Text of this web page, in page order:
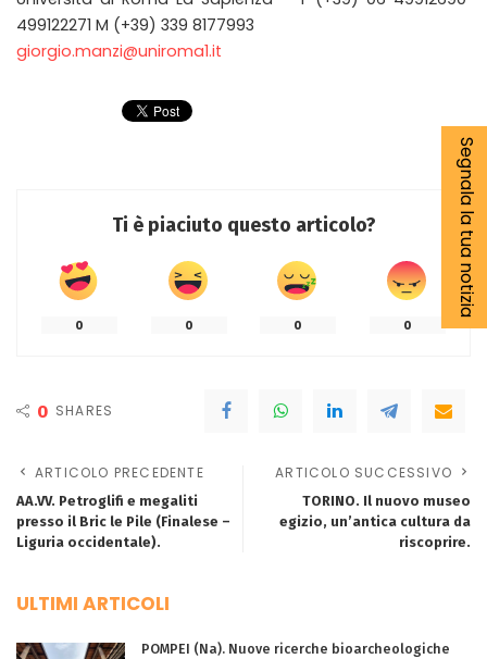
499122271 M (+39) 339 8177993
giorgio.manzi@uniroma1.it
Ti è piaciuto questo articolo?
0 0 0 0
0 SHARES
ARTICOLO PRECEDENTE
AA.VV. Petroglifi e megaliti
presso il Bric le Pile (Finalese –
Liguria occidentale).
ARTICOLO SUCCESSIVO
TORINO. Il nuovo museo
egizio, un’antica cultura da
riscoprire.
ULTIMI ARTICOLI
POMPEI (Na). Nuove ricerche bioarcheologiche
Segnala la tua notizia